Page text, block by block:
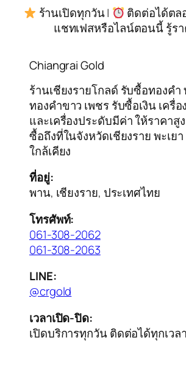
ร้านเปิดทุกวัน |
ติดต่อได้ตล
แชทเฟสหรือไลน์ตอนนี้ รู้ร
Chiangrai Gold
ร้านเชียงรายโกลด์ รับซื้อทองคำ
ทองคำขาว เพชร รับซื้อเงิน เครื่อ
และเครื่องประดับมีค่า ให้ราคาสู
ซื้อถึงที่ในจังหวัดเชียงราย พะเย
ใกล้เคียง
ที่อยู่:
พาน, เชียงราย, ประเทศไทย
โทรศัพท์:
061-308-2062
061-308-2063
LINE:
@crgold
เวลาเปิด-ปิด:
เปิดบริการทุกวัน ติดต่อได้ทุกเวลา